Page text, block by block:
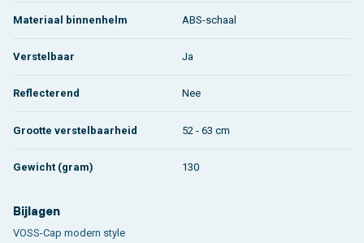
Materiaal binnenhelm ABS-schaal
Verstelbaar Ja
Reflecterend Nee
Grootte verstelbaarheid 52 - 63 cm
Gewicht (gram) 130
Bijlagen
VOSS-Cap modern style